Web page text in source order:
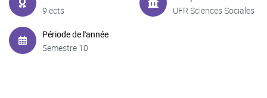
9 ects
UFR Sciences Sociales
Période de l'année
Semestre 10